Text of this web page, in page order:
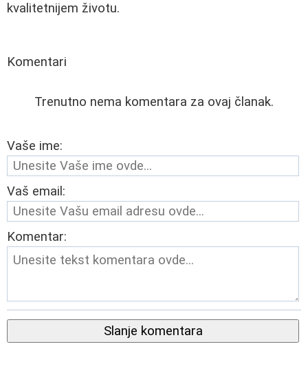
kvalitetnijem životu.
Komentari
Trenutno nema komentara za ovaj članak.
Vaše ime:
Vaš email:
Komentar:
Slanje komentara